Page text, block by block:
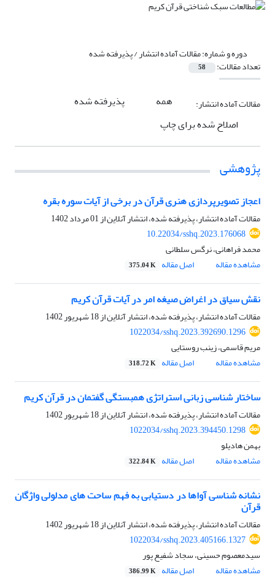
دوره و شماره:مقالات آماده انتشار / پذیرفته شده
تعداد مقالات: 58
مقالات آماده انتشار: همه
پذیرفته شده
اصلاح شده برای چاپ
پژوهشی
اعجاز تصویرپردازی هنری قرآن در برخی از آیات سوره بقره
مقالات آماده انتشار، پذیرفته شده، انتشار آنلاین از01 مرداد 1402
10.22034/sshq.2023.176068
محمد فراهانی، نرگس سلطانی
مشاهده مقاله
اصل مقاله 375.04 K
نقش سیاق در اغراض صیغه امر در آیات قرآن کریم
مقالات آماده انتشار، پذیرفته شده، انتشار آنلاین از18 شهریور 1402
1022034/sshq.2023.392690.1296
مریم قاسمی، زینب روستایی
مشاهده مقاله
اصل مقاله 318.72 K
ساختار شناسی زبانی استراتژی همبستگی گفتمان در قرآن کریم
مقالات آماده انتشار، پذیرفته شده، انتشار آنلاین از18 شهریور 1402
1022034/sshq.2023.394450.1298
بهمن هادیلو
مشاهده مقاله
اصل مقاله 322.84 K
نشانه شناسی آواها در دستیابی به فهم ساحت های مدلولی واژگان
قرآن
مقالات آماده انتشار، پذیرفته شده، انتشار آنلاین از18 شهریور 1402
1022034/sshq.2023.405166.1327
سیدمعصوم حسینی، سجاد شفیع پور
مشاهده مقاله
اصل مقاله 386.99 K